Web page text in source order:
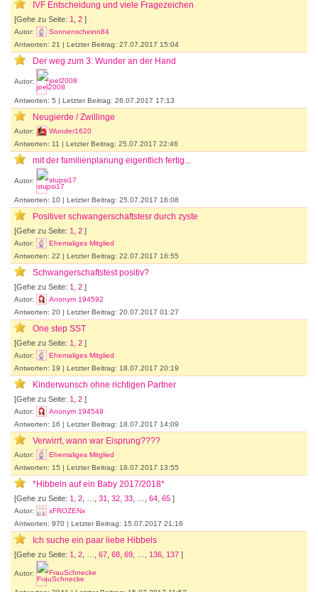
IVF Entscheidung und viele Fragezeichen
[Gehe zu Seite: 1 2 ]
Autor:
Sonnenscheinn84
Antworten: 21 | Letzter Beitrag: 27.07.2017 15:04
Der weg zum 3. Wunder an der Hand
Autor: joel2008
Antworten: 5 | Letzter Beitrag: 26.07.2017 17:13
Neugierde / Zwillinge
Autor:
Wunder1620
Antworten: 11 | Letzter Beitrag: 25.07.2017 22:46
mit der familienplanung eigentlich fertig...
Autor: stupsi17
Antworten: 10 | Letzter Beitrag: 25.07.2017 16:08
Positiver schwangerschaftstesr durch zyste
[Gehe zu Seite: 1 2 ]
Autor:
Ehemaliges Mitglied
Antworten: 22 | Letzter Beitrag: 22.07.2017 16:55
Schwangerschaftstest positiv?
[Gehe zu Seite: 1 2 ]
Autor:
Anonym 194592
Antworten: 20 | Letzter Beitrag: 20.07.2017 01:27
One step SST
[Gehe zu Seite: 1 2 ]
Autor:
Ehemaliges Mitglied
Antworten: 19 | Letzter Beitrag: 18.07.2017 20:19
Kinderwunsch ohne richtigen Partner
[Gehe zu Seite: 1 2 ]
Autor:
Anonym 194549
Antworten: 16 | Letzter Beitrag: 18.07.2017 14:09
Verwirrt, wann war Eisprung????
Autor:
Ehemaliges Mitglied
Antworten: 15 | Letzter Beitrag: 18.07.2017 13:55
*Hibbeln auf ein Baby 2017/2018*
[Gehe zu Seite: 1 2 31 32 33 64 65 ]
Autor:
xFROZENx
Antworten: 970 | Letzter Beitrag: 15.07.2017 21:16
Ich suche ein paar liebe Hibbels
[Gehe zu Seite: 1 2 67 68 69 136 137 ]
Autor: FrauSchnecke